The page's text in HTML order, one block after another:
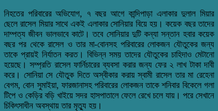
নিহতের পরিবারের অভিযোগ, ৭ বছর আগে কান্দিপাড়া এলাকার দুলাল মিয়ার
ছেলে রাসেল মিয়ার সাথে একই এলাকার সোনিয়ার বিয়ে হয়। কয়েক বছর তাদের
দাম্পত্য জীবন ভালভাবে কাটে। তবে সোনিয়ার দুটি কন্যা সন্তান হবার কয়েক
বছর পর থেকে রাসেল ও তার মা-বোনসহ পরিবারের লোকজন যৌতুকের জন্য
তাকে প্রায়ই নির্যাতন করত। বিভিন্ন সময় তাদের যৌতুকের চাহিদাও মেটানো
হয়েছে। সম্প্রতি রাসেল ফার্নিচারের ব্যবসা করার জন্য ফের ২ লাখ টাকা দাবী
করে। সোনিয়া সে যৌতুক দিতে অস্বীকার করায় স্বামী রাসেল তার মা রেহেনা
বেগম, বোন সুমাইয়া, ফারজানাসহ পরিবারের লোকজন তাকে শনিবার বিকেলে গলা
টিপে ও কেড়ির বড়ি খাইয়ে সদর হাসপাতালে ফেলে রেখে চলে যায়। পরে সেখানে
চিকিৎসাধীন অবস্থায় তার মৃত্যু হয়।